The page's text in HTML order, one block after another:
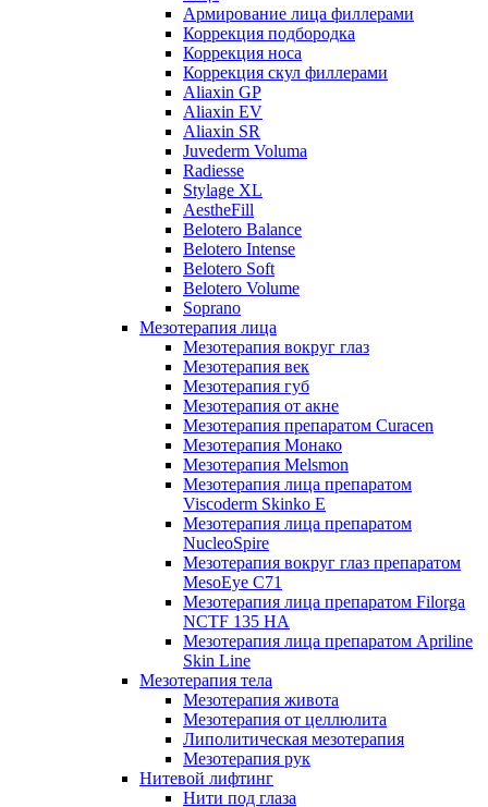
Армирование лица филлерами
Коррекция подбородка
Коррекция носа
Коррекция скул филлерами
Aliaxin GP
Aliaxin EV
Aliaxin SR
Juvederm Voluma
Radiesse
Stylage XL
AestheFill
Belotero Balance
Belotero Intense
Belotero Soft
Belotero Volume
Soprano
Мезотерапия лица
Мезотерапия вокруг глаз
Мезотерапия век
Мезотерапия губ
Мезотерапия от акне
Мезотерапия препаратом Curacen
Мезотерапия Монако
Мезотерапия Melsmon
Мезотерапия лица препаратом
Viscoderm Skinko E
Мезотерапия лица препаратом
NucleoSpire
Мезотерапия вокруг глаз препаратом
MesoEye С71
Мезотерапия лица препаратом Filorga
NCTF 135 HA
Мезотерапия лица препаратом Apriline
Skin Line
Мезотерапия тела
Мезотерапия живота
Мезотерапия от целлюлита
Липолитическая мезотерапия
Мезотерапия рук
Нитевой лифтинг
Нити под глаза